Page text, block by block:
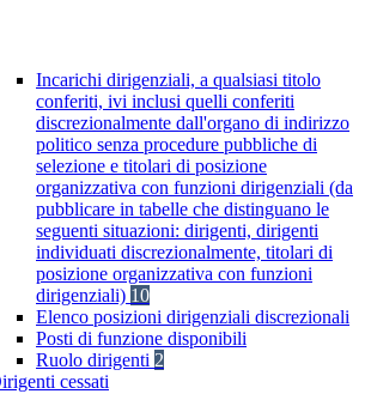
Incarichi dirigenziali, a qualsiasi titolo
conferiti, ivi inclusi quelli conferiti
discrezionalmente dall'organo di indirizzo
politico senza procedure pubbliche di
selezione e titolari di posizione
organizzativa con funzioni dirigenziali (da
pubblicare in tabelle che distinguano le
seguenti situazioni: dirigenti, dirigenti
individuati discrezionalmente, titolari di
posizione organizzativa con funzioni
dirigenziali) 10
Elenco posizioni dirigenziali discrezionali
Posti di funzione disponibili
Ruolo dirigenti 2
cessati